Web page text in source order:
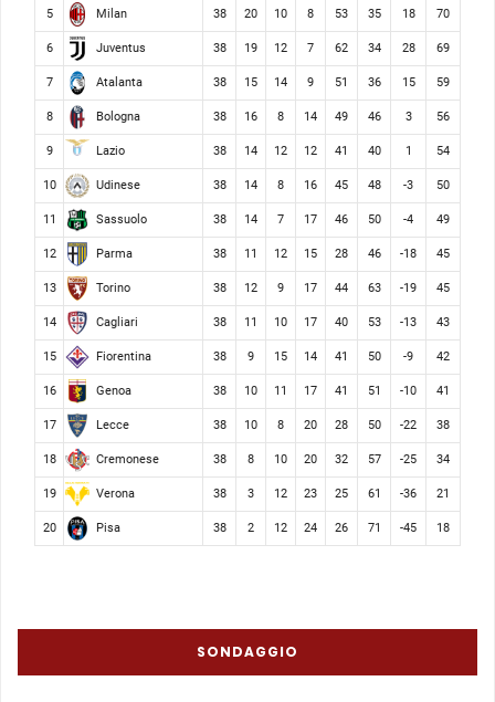
5 Milan 38 20 10 8 53 35 18 70
6 Juventus 38 19 12 7 62 34 28 69
7 Atalanta 38 15 14 9 51 36 15 59
8 Bologna 38 16 8 14 49 46 3 56
9 Lazio 38 14 12 12 41 40 1 54
10 Udinese 38 14 8 16 45 48 -3 50
11 Sassuolo 38 14 7 17 46 50 -4 49
12 Parma 38 11 12 15 28 46 -18 45
13 Torino 38 12 9 17 44 63 -19 45
14 Cagliari 38 11 10 17 40 53 -13 43
15 Fiorentina 38 9 15 14 41 50 -9 42
16 Genoa 38 10 11 17 41 51 -10 41
17 Lecce 38 10 8 20 28 50 -22 38
18 Cremonese 38 8 10 20 32 57 -25 34
19 Verona 38 3 12 23 25 61 -36 21
20 Pisa 38 2 12 24 26 71 -45 18
SONDAGGIO